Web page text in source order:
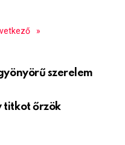
»
szerelem
titkot őrzök